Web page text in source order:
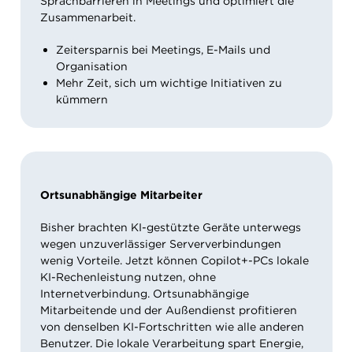
Zusammenarbeit.
Zeitersparnis bei Meetings, E-Mails und
Organisation
Mehr Zeit, sich um wichtige Initiativen zu
kümmern
Ortsunabhängige Mitarbeiter
Bisher brachten KI-gestützte Geräte unterwegs
wegen unzuverlässiger Serververbindungen
wenig Vorteile. Jetzt können Copilot+-PCs lokale
KI-Rechenleistung nutzen, ohne
Internetverbindung. Ortsunabhängige
Mitarbeitende und der Außendienst profitieren
von denselben KI-Fortschritten wie alle anderen
Benutzer. Die lokale Verarbeitung spart Energie,